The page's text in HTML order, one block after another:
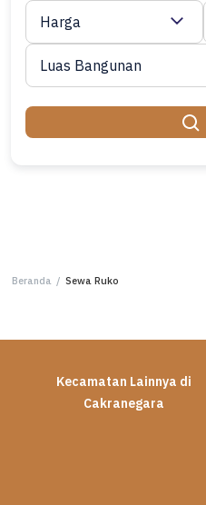
Harga
Luas Bangunan
Beranda / Sewa Ruko
Kecamatan Lainnya di
Cakranegara